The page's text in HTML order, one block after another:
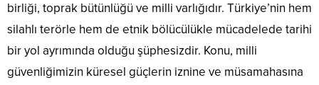
birliği, toprak bütünlüğü ve milli varlığıdır. Türkiye’nin hem
silahlı terörle hem de etnik bölücülükle mücadelede tarihi
bir yol ayrımında olduğu şüphesizdir. Konu, milli
güvenliğimizin küresel güçlerin iznine ve müsamahasına